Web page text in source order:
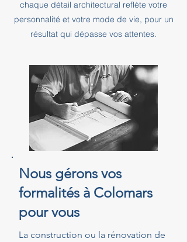
chaque détail architectural reflète votre
personnalité et votre mode de vie, pour un
résultat qui dépasse vos attentes.
Nous gérons vos
formalités à Colomars
pour vous
La construction ou la rénovation de